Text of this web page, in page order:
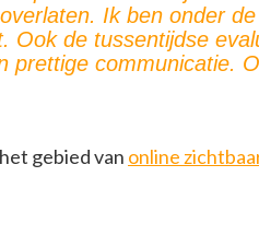
Ik ben onder
Ook de tussentijdse
prettige communicatie.
gebied van online